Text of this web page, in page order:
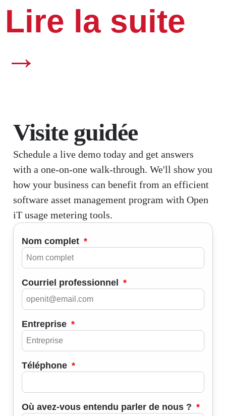
Lire la suite
→
Visite guidée
Schedule a live demo today and get answers
with a one-on-one walk-through. We'll show you
how your business can benefit from an efficient
software asset management program with Open
iT usage metering tools.
Nom complet
Courriel professionnel
Entreprise
Téléphone
Où avez-vous entendu parler de nous ?